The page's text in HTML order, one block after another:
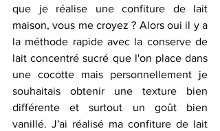
que je réalise une confiture de lait
maison, vous me croyez ? Alors oui il y a
la méthode rapide avec la conserve de
lait concentré sucré que l'on place dans
une cocotte mais personnellement je
souhaitais obtenir une texture bien
différente et surtout un goût bien
vanillé. J'ai réalisé ma confiture de lait